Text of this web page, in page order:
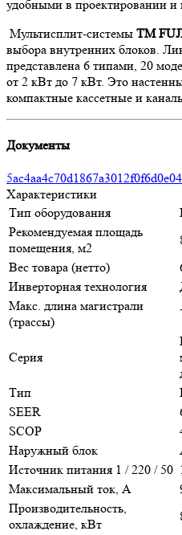
удобными в проектировании и
Мультисплит-системы ТМ
выбора внутренних блоков.
представлена 6 типами, 20
от 2 кВт до 7 кВт. Это
компактные кассетные и
Документы
Характеристики
Тип оборудования
Рекомендуемая площадь
помещения, м2
Вес товара (нетто)
Инверторная технология
Макс. длина магистрали
(трассы)
Серия
Тип
SEER
SCOP
Наружный блок
Источник питания 1 / 220 / 50
Максимальный ток, А
Производительность,
охлаждение, кВт